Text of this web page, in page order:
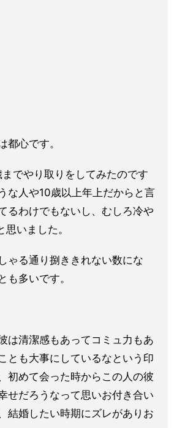
都心です。
でやり取りをしてみたのです
うな人や10歳以上年上だからと言
るわけでもないし、むしろ冷や
いました。
ゃる通り捌ききれない数にな
も多いです。
は清潔感もあってコミュ力もあ
とも大事にしているなという印
初めて会った時からこの人の彼
せだろうなって思いお付き合い
結婚したい時期にズレがありお